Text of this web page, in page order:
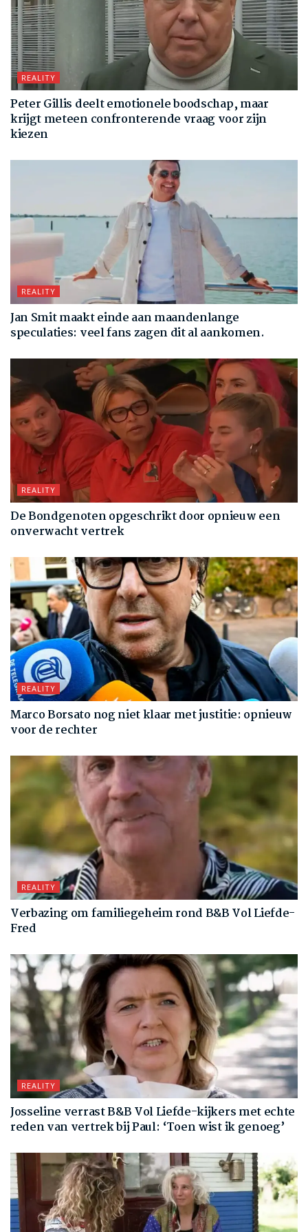
REALITY
Peter Gillis deelt emotionele boodschap, maar
krijgt meteen confronterende vraag voor zijn
kiezen
REALITY
Jan Smit maakt einde aan maandenlange
speculaties: veel fans zagen dit al aankomen.
REALITY
De Bondgenoten opgeschrikt door opnieuw een
onverwacht vertrek
REALITY
Marco Borsato nog niet klaar met justitie: opnieuw
voor de rechter
REALITY
Verbazing om familiegeheim rond B&B Vol Liefde-
Fred
REALITY
Josseline verrast B&B Vol Liefde-kijkers met echte
reden van vertrek bij Paul: ‘Toen wist ik genoeg’